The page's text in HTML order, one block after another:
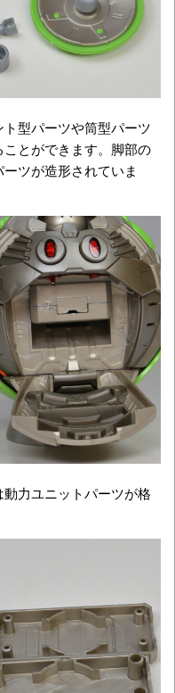
型パーツや筒型パーツ
とができます。脚部の
ツが造形されていま
力ユニットパーツが格